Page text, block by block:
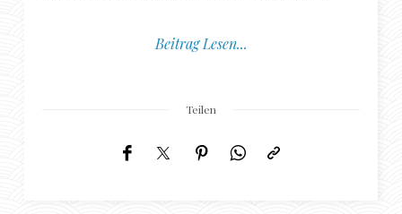
Beitrag Lesen...
Teilen